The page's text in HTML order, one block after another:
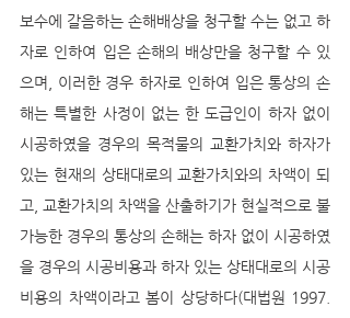
보수에 갈음하는 손해배상을 청구할 수는 없고 하
자로 인하여 입은 손해의 배상만을 청구할 수 있
으며, 이러한 경우 하자로 인하여 입은 통상의 손
해는 특별한 사정이 없는 한 도급인이 하자 없이
시공하였을 경우의 목적물의 교환가치와 하자가
있는 현재의 상태대로의 교환가치와의 차액이 되
고, 교환가치의 차액을 산출하기가 현실적으로 불
가능한 경우의 통상의 손해는 하자 없이 시공하였
을 경우의 시공비용과 하자 있는 상태대로의 시공
비용의 차액이라고 봄이 상당하다(대법원 1997.